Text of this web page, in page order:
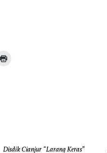
Disdik Cianjur “Larang Keras”